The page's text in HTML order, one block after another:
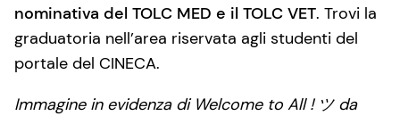
nominativa del TOLC MED e il TOLC VET. Trovi la
graduatoria nell’area riservata agli studenti del
portale del CINECA.
Immagine in evidenza di Welcome to All ! ツ da